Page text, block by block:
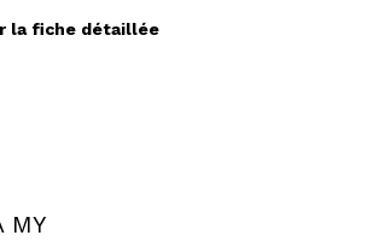
la fiche détaillée
MY